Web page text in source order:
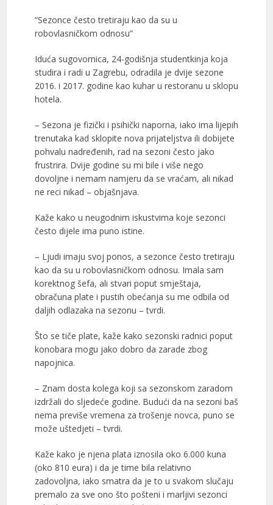
“Sezonce često tretiraju kao da su u
robovlasničkom odnosu”
Iduća sugovornica, 24-godišnja studentkinja koja
studira i radi u Zagrebu, odradila je dvije sezone
2016. i 2017. godine kao kuhar u restoranu u sklopu
hotela.
– Sezona je fizički i psihički naporna, iako ima lijepih
trenutaka kad sklopite nova prijateljstva ili dobijete
pohvalu nadređenih, rad na sezoni često jako
frustrira. Dvije godine su mi bile i više nego
dovoljne i nemam namjeru da se vraćam, ali nikad
ne reci nikad – objašnjava.
Kaže kako u neugodnim iskustvima koje sezonci
često dijele ima puno istine.
– Ljudi imaju svoj ponos, a sezonce često tretiraju
kao da su u robovlasničkom odnosu. Imala sam
korektnog šefa, ali stvari poput smještaja,
obračuna plate i pustih obećanja su me odbila od
daljih odlazaka na sezonu – tvrdi.
Što se tiče plate, kaže kako sezonski radnici poput
konobara mogu jako dobro da zarade zbog
napojnica.
– Znam dosta kolega koji sa sezonskom zaradom
izdržali do sljedeće godine. Budući da na sezoni baš
nema previše vremena za trošenje novca, puno se
može uštedjeti – tvrdi.
Kaže kako je njena plata iznosila oko 6.000 kuna
(oko 810 eura) i da je time bila relativno
zadovoljna, iako smatra da je to u svakom slučaju
premalo za sve ono što pošteni i marljivi sezonci